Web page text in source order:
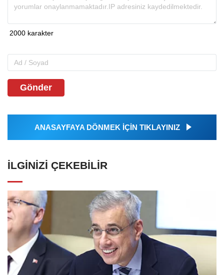
Gönder
ANASAYFAYA DÖNMEK İÇİN TIKLAYINIZ
İLGINIZI ÇEKEBILIR